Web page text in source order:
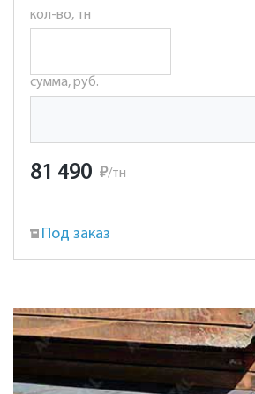
кол-во, тн
сумма, руб.
81 490 ₽/тн
Под заказ